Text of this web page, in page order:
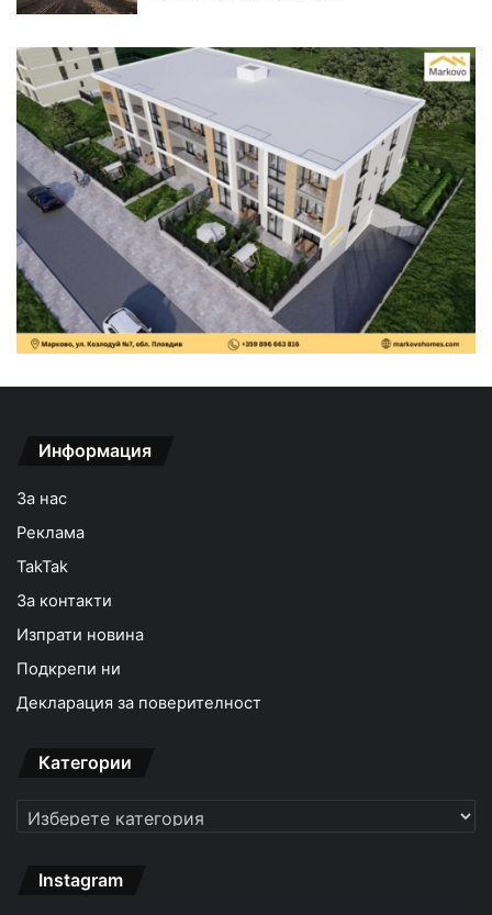
Информация
За нас
Реклама
TakTak
За контакти
Изпрати новина
Подкрепи ни
Декларация за поверителност
Категории
Категории
Instagram